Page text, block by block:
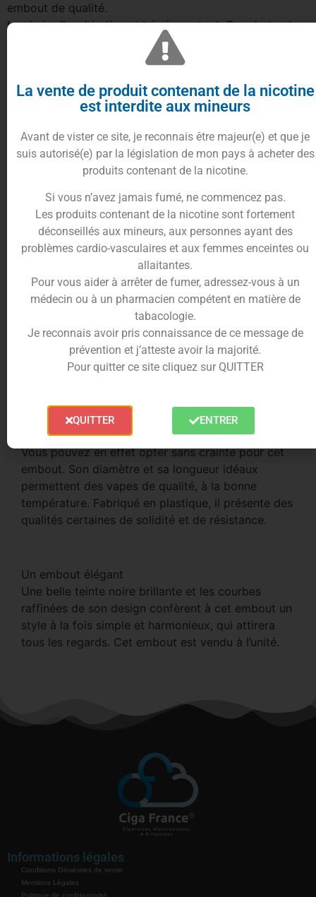
embout de qualité.
Le choix d’un drip tip est très important. Car c’est cet
embout que vous aurez en bouche à chaque fois que
vous voudrez vapoter. Si votre embout doit être
Kanger, qui a de nombreuses vertus et qui s’adapte sur
les clearomiseurs Kanger T2.
0.90€
Plus que 2 en stock
Ajouter au panier 10%cumulés en
Description Informations complémentaires
Trusted Shops Reviews
Drip tip remplacement Kanger T2 :
le choix du bon embout
Vous pouvez en effet opter sans crainte pour cet
embout. Son diamètre et sa longueur idéaux
permettent des vapes de qualité, à la bonne
température. Fabriqué en plastique, il présente des
qualités certaines de solidité et de résistance.
Un embout élégant
Une belle teinte noire brillante et les courbes
raffinées de son design confèrent à cet embout un
style à la fois simple et harmonieux, qui attirera
tous les regards. Cet embout est vendu à l’unité.
Informations légales
Conditions Générales de vente
Mentions Légales
La vente de produit contenant de la nicotine
est interdite aux mineurs
Avant de vister ce site, je reconnais être majeur(e) et que je
suis autorisé(e) par la législation de mon pays à acheter des
produits contenant de la nicotine.
Si vous n’avez jamais fumé, ne commencez pas.
Les produits contenant de la nicotine sont fortement
déconseillés aux mineurs, aux personnes ayant des
problèmes cardio-vasculaires et aux femmes enceintes ou
allaitantes.
Pour vous aider à arrêter de fumer, adressez-vous à un
médecin ou à un pharmacien compétent en matière de
tabacologie.
Je reconnais avoir pris connaissance de ce message de
prévention et j’atteste avoir la majorité.
Pour quitter ce site cliquez sur QUITTER
QUITTER ENTRER